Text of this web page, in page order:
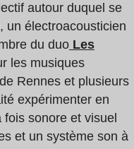
autour duquel se
un électroacousticien
du duo Les
les musiques
Rennes et plusieurs
expérimenter en
sonore et visuel
et un système son à